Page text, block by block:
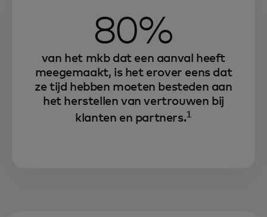
80%
van het mkb dat een aanval heeft
meegemaakt, is het erover eens dat
ze tijd hebben moeten besteden aan
het herstellen van vertrouwen bij
klanten en partners.1